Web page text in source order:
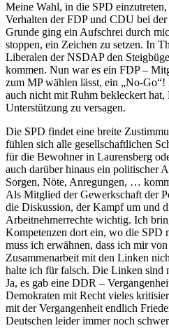
Meine Wahl, in die SPD
Verhalten der FDP und CDU bei
Grunde ging ein Aufschrei durch
stoppen, ein Zeichen zu setzen. In
Liberalen der NSDAP den
kommen. Nun war es ein FDP –
zum MP wählen lässt, ein „No-
auch nicht mit Ruhm bekleckert
Unterstützung zu versagen.
Die SPD findet eine breite
fühlen sich alle gesellschaftlichen
für die Bewohner in Laurensberg
auch darüber hinaus ein politischer
Sorgen, Nöte, Anregungen, …
Als Mitglied der Gewerkschaft der
die Diskussion, der Kampf um und
Arbeitnehmerrechte wichtig. Ich
Kompetenzen dort ein, wo die SPD
muss ich erwähnen, dass ich mir
Zusammenarbeit mit den Linken
halte ich für falsch. Die Linken sind
Ja, es gab eine DDR –
Demokraten mit Recht vieles
mit der Vergangenheit endlich
Deutschen leider immer noch